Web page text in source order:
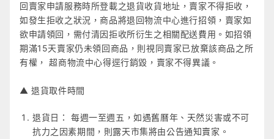
回賣家申請服務時所登載之退貨收貨地址，賣家不得拒收，
如發生拒收之狀況，商品將退回物流中心進行招領，賣家如
欲申請領回，需付清因拒收所衍生之相關配送費用。如招領
期滿15天賣家仍未領回商品，則視同賣家已放棄該商品之所
有權， 超商物流中心得逕行銷毀，賣家不得異議。
▲ 退貨取件時間
退貨日： 每週一至週五，如遇舊曆年、天然災害或不可
抗力之因素期間，則露天市集將由公告通知賣家。